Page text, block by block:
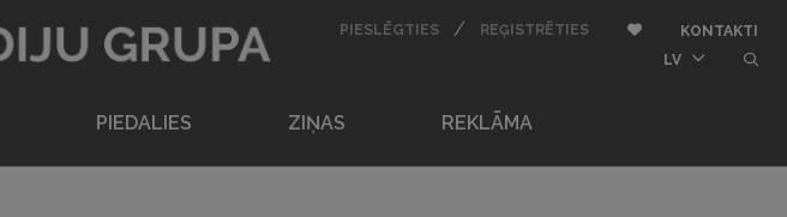
PIESLĒGTIESAUTORIZĒTIES
/ REĢISTRĒTIESREĢISTRĒTIESPievienot pie iemīļota
KONTAKTI
LV
PIEDALIES ZIŅAS REKLĀMA